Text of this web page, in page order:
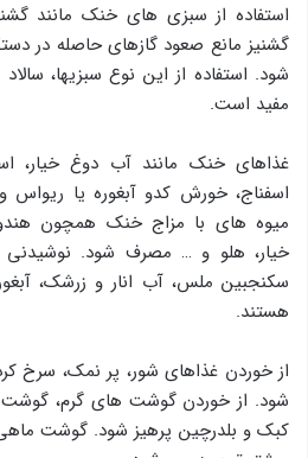
استفاده از سبزی های خنک مانند
گشنیز مانع صعود گازهای حاصله در
شود. استفاده از این نوع سبزی­ها،
مفید است.
غذاهای خنک مانند آب دوغ خیار،
اسفناج، خورش کدو آبغوره یا
میوه های با مزاج خنک همچون
خیار، هلو و … مصرف شود.
سکنجبین ملس، آب انار و زرشک،
هستند.
از خوردن غذاهای شور، پر نمک، سرخ
شود. از خوردن گوشت های گرم، گوشت
کبک و بلدرچین پرهیز شود. گوشت